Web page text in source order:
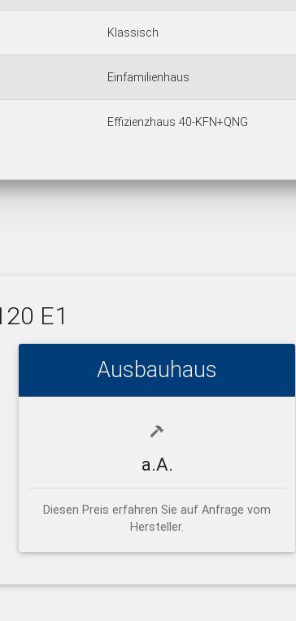
Klassisch
Einfamilienhaus
Effizienzhaus 40-KFN+QNG
E1
Ausbauhaus
a.A.
Diesen Preis erfahren Sie auf Anfrage vom
Hersteller.